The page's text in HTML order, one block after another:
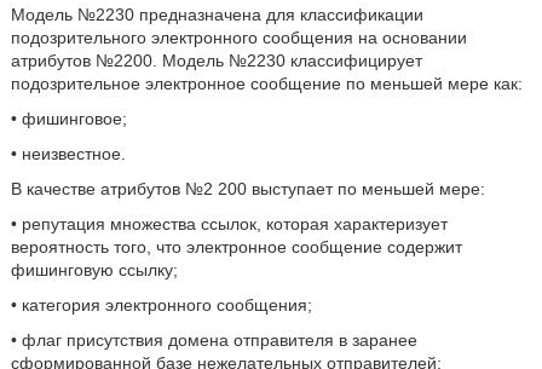
Модель №2230 предназначена для классификации
подозрительного электронного сообщения на основании
атрибутов №2200. Модель №2230 классифицирует
подозрительное электронное сообщение по меньшей мере как:
• фишинговое;
• неизвестное.
В качестве атрибутов №2 200 выступает по меньшей мере:
• репутация множества ссылок, которая характеризует
вероятность того, что электронное сообщение содержит
фишинговую ссылку;
• категория электронного сообщения;
• флаг присутствия домена отправителя в заранее
сформированной базе нежелательных отправителей;